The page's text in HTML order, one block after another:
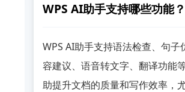
WPS AI助手支持哪些功能？
WPS AI助手支持语法检查、句子
容建议、语音转文字、翻译功能
助提升文档的质量和写作效率，